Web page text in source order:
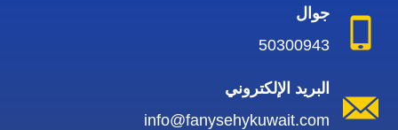
جوال
50300943
البريد الإلكتروني
info@fanysehykuwait.com